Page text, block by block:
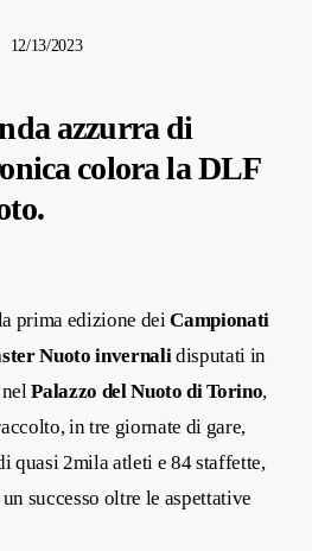
12/13/2023
azzurra di
colora la DLF
prima edizione deiCampionati
Nuoto invernalidisputati in
nelPalazzo del Nuoto di Torino,
in tre giornate di gare,
quasi 2mila atleti e 84 staffette,
successo oltre le aspettative